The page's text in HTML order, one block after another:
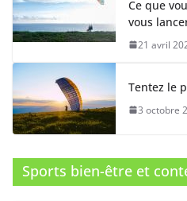
Ce que
vous
21 avril
Tentez le
3 octobre
Sports bien-être et